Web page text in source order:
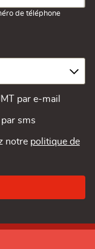
de téléphone
par e-mail
sms
notre politique de